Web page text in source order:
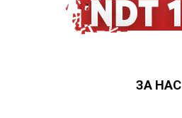
ЗА НАС